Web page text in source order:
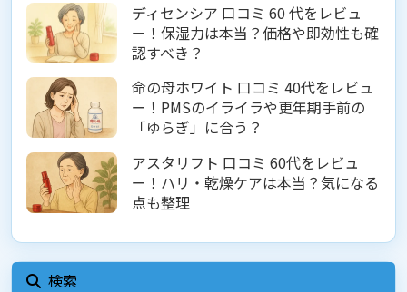
ディセンシア 口コミ 60 代をレビュ
ー！保湿力は本当？価格や即効性も確
認すべき？
命の母ホワイト 口コミ 40代をレビュ
ー！PMSのイライラや更年期手前の
「ゆらぎ」に合う？
アスタリフト 口コミ 60代をレビュ
ー！ハリ・乾燥ケアは本当？気になる
点も整理
検索